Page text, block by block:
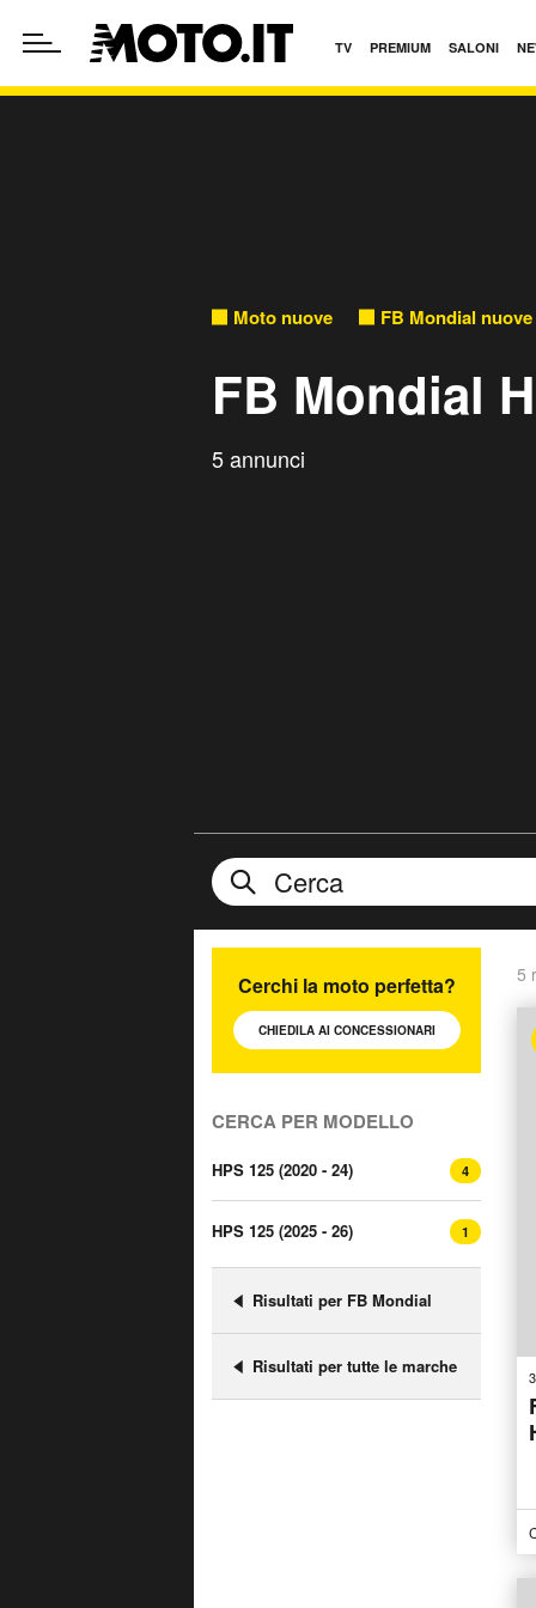
TV PREMIUM SALONI
Moto nuove FB Mondial nuove
FB Mondial
5 annunci
Cerchi la moto perfetta?
CHIEDILA AI CONCESSIONARI
CERCA PER MODELLO
HPS 125 (2020 - 24) 4
HPS 125 (2025 - 26) 1
Risultati per FB Mondial
Risultati per tutte le marche
5